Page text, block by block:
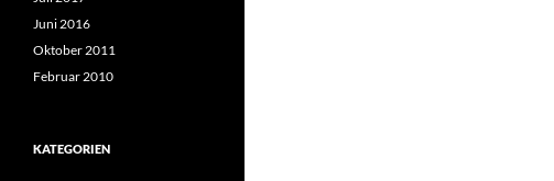
Juni 2016
Oktober 2011
Februar 2010
KATEGORIEN